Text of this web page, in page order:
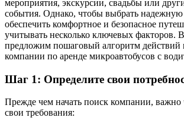
мероприятия, экскурсии, свадьбы или
события. Однако, чтобы выбрать
обеспечить комфортное и безопасное
учитывать несколько ключевых факторов.
предложим пошаговый алгоритм действий
компании по аренде микроавтобусов с
Шаг 1: Определите свои
Прежде чем начать поиск компании, важно
свои требования: